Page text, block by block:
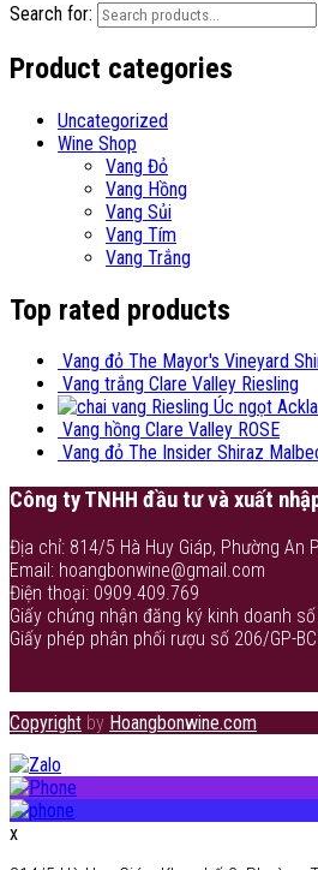
Search for:
Product categories
Uncategorized
Wine Shop
Vang Đỏ
Vang Hồng
Vang Sủi
Vang Tím
Vang Trắng
Top rated products
Vang đỏ The Mayor's Vineyard
Vang trắng Clare Valley Riesling
Vang hồng Clare Valley ROSE
Vang đỏ The Insider Shiraz
Công ty TNHH đầu tư và xuất
Địa chỉ: 814/5 Hà Huy Giáp, Phường An
Email: hoangbonwine@gmail.com
Điện thoại: 0909.409.769
Giấy chứng nhận đăng ký kinh doanh
Giấy phép phân phối rượu số 206/GP-
Copyright by Hoangbonwine.com
x